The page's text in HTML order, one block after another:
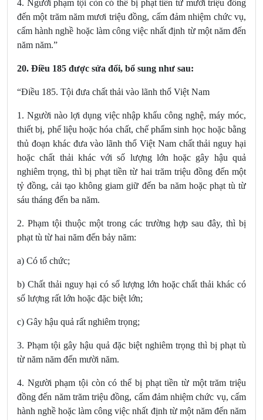
4. Người phạm tội còn có thể bị phạt tiền từ mười triệu đồng
đến một trăm năm mươi triệu đồng, cấm đảm nhiệm chức vụ,
cấm hành nghề hoặc làm công việc nhất định từ một năm đến
năm năm.”
20. Điều 185 được sửa đổi, bổ sung như sau:
“Điều 185. Tội đưa chất thải vào lãnh thổ Việt Nam
1. Người nào lợi dụng việc nhập khẩu công nghệ, máy móc,
thiết bị, phế liệu hoặc hóa chất, chế phẩm sinh học hoặc bằng
thủ đoạn khác đưa vào lãnh thổ Việt Nam chất thải nguy hại
hoặc chất thải khác với số lượng lớn hoặc gây hậu quả
nghiêm trọng, thì bị phạt tiền từ hai trăm triệu đồng đến một
tỷ đồng, cải tạo không giam giữ đến ba năm hoặc phạt tù từ
sáu tháng đến ba năm.
2. Phạm tội thuộc một trong các trường hợp sau đây, thì bị
phạt tù từ hai năm đến bảy năm:
a) Có tổ chức;
b) Chất thải nguy hại có số lượng lớn hoặc chất thải khác có
số lượng rất lớn hoặc đặc biệt lớn;
c) Gây hậu quả rất nghiêm trọng;
3. Phạm tội gây hậu quả đặc biệt nghiêm trọng thì bị phạt tù
từ năm năm đến mười năm.
4. Người phạm tội còn có thể bị phạt tiền từ một trăm triệu
đồng đến năm trăm triệu đồng, cấm đảm nhiệm chức vụ, cấm
hành nghề hoặc làm công việc nhất định từ một năm đến năm